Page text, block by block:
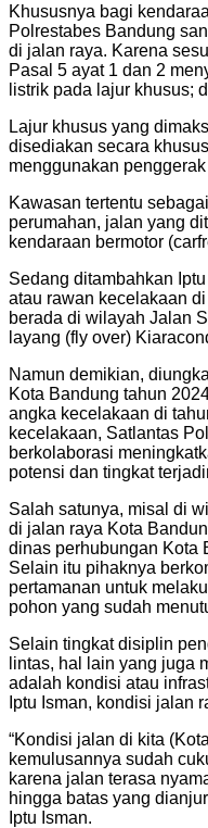
Khususnya bagi
Polrestabes Bandung
di jalan raya. Karena
Pasal 5 ayat 1 dan 2
listrik pada lajur khusus;
Lajur khusus yang
disediakan secara
menggunakan
Kawasan tertentu
perumahan, jalan yang
kendaraan bermotor
Sedang ditambahkan
atau rawan kecelakaan
berada di wilayah Jalan
layang (fly over)
Namun demikian,
Kota Bandung tahun
angka kecelakaan di
kecelakaan, Satlantas
berkolaborasi
potensi dan tingkat
Salah satunya, misal di
di jalan raya Kota
dinas perhubungan Kota
Selain itu pihaknya
pertamanan untuk
pohon yang sudah
Selain tingkat disiplin
lintas, hal lain yang juga
adalah kondisi atau
Iptu Isman, kondisi jalan
“Kondisi jalan di kita
kemulusannya sudah
karena jalan terasa
hingga batas yang
Iptu Isman.